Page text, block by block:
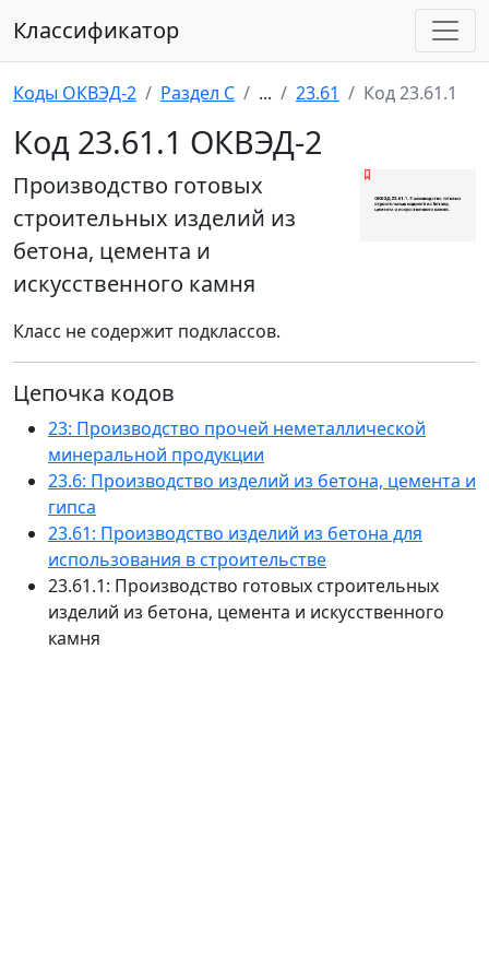
Классификатор
Коды ОКВЭД-2 Раздел C ... 23.61 Код 23.61.1
Код 23.61.1 ОКВЭД-2
Производство готовых
строительных изделий из
бетона, цемента и
искусственного камня
Класс не содержит подклассов.
Цепочка кодов
23: Производство прочей неметаллической
минеральной продукции
23.6: Производство изделий из бетона, цемента и
гипса
23.61: Производство изделий из бетона для
использования в строительстве
23.61.1: Производство готовых строительных
изделий из бетона, цемента и искусственного
камня